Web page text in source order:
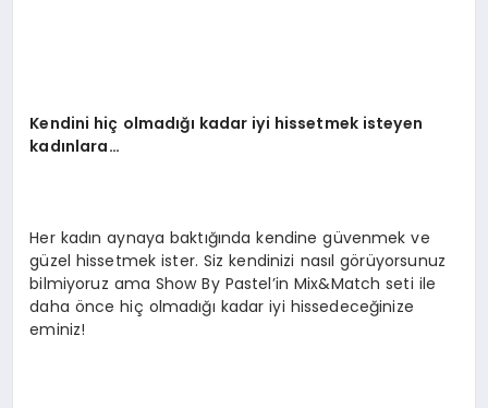
Kendini hiç olmadığı kadar iyi hissetmek isteyen
kadınlara…
Her kadın aynaya baktığında kendine güvenmek ve
güzel hissetmek ister. Siz kendinizi nasıl görüyorsunuz
bilmiyoruz ama Show By Pastel’in Mix&Match seti ile
daha önce hiç olmadığı kadar iyi hissedeceğinize
eminiz!